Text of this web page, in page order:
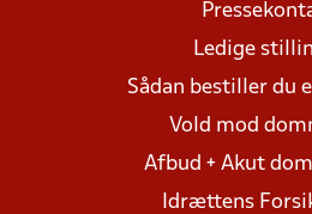
Ledige
Sådan bestiller du
Vold mod
Afbud + Akut
Idrættens